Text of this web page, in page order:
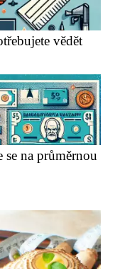
vědět
na průměrnou